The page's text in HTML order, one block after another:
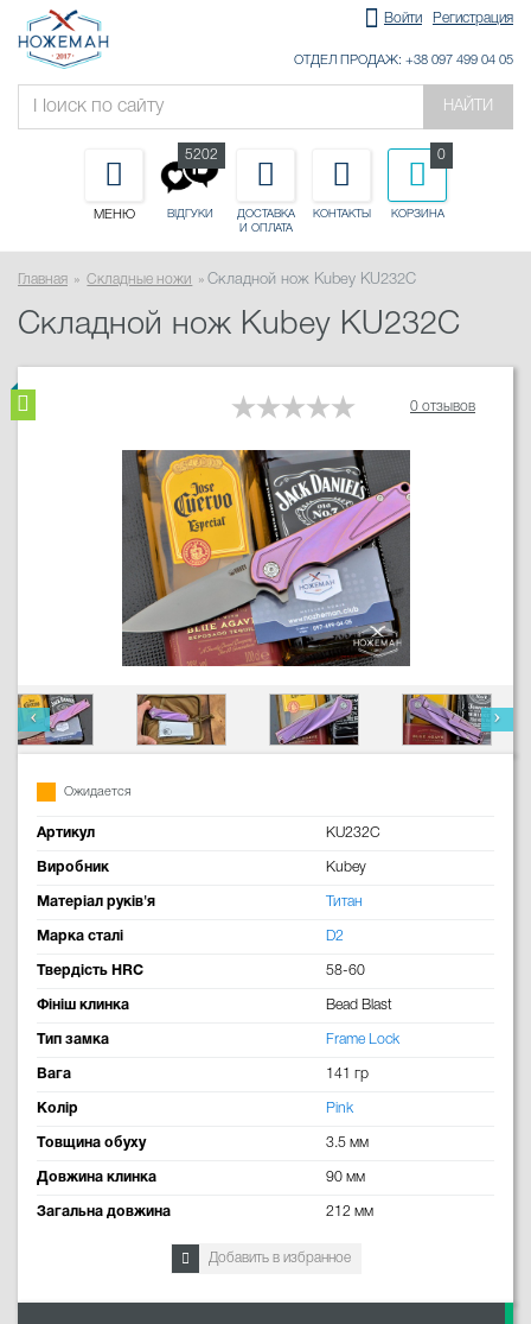
Войти Регистрация
ОТДЕЛ ПРОДАЖ: +38 097 499 04 05
НАЙТИ
МЕНЮ ВІДГУКИ
5202
ДОСТАВКА
И ОПЛАТА
КОНТАКТЫ КОРЗИНА
0
Главная Складные ножи Складной нож Kubey KU232C
Складной нож Kubey KU232C
0 отзывов
Ожидается
Артикул KU232C
Виробник Kubey
Матеріал руків'я Титан
Марка сталі D2
Твердість HRC 58-60
Фініш клинка Bead Blast
Тип замка Frame Lock
Вага 141 гр
Колір Pink
Товщина обуху 3.5 мм
Довжина клинка 90 мм
Загальна довжина 212 мм
Добавить в избранное